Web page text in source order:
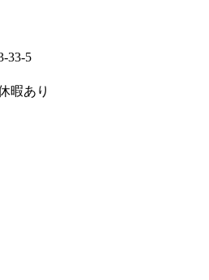
33-5
暇あり